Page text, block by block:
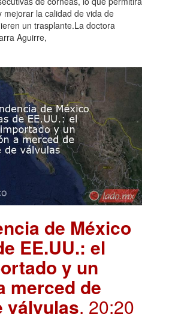
mejorar la calidad de vida de
un trasplante.La doctora
Aguirre,
de México
EE.UU.: el
y un
merced de
válvulas. 20:20